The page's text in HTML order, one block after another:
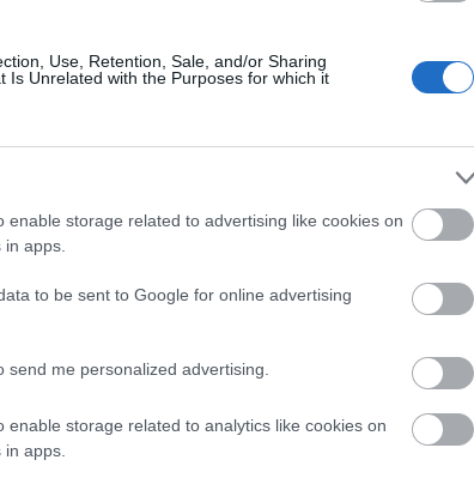
Use, Retention, Sale, and/or Sharing
Is Unrelated with the Purposes for which it
enable storage related to advertising like cookies on
apps.
to be sent to Google for online advertising
send me personalized advertising.
enable storage related to analytics like cookies on
apps.
disztópia
gamer
Lucas
HBO HBO
Hunger
Lawrence
klasszikus
kultfilm
DiCaprio